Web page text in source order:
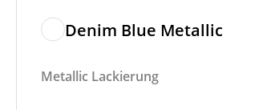
Denim Blue Metallic
Metallic Lackierung